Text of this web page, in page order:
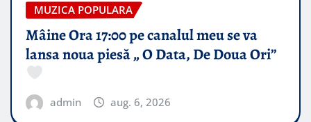
MUZICA POPULARA
Mâine Ora 17:00 pe canalul meu se va
lansa noua piesă „ O Data, De Doua Ori”
admin aug. 6, 2026